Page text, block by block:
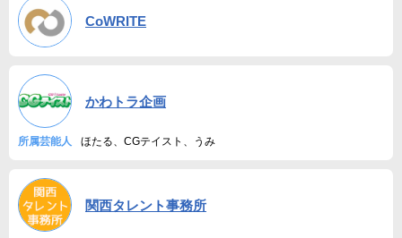
CoWRITE
かわトラ企画
所属芸能人 ほたる、CGテイスト、うみ
関西タレント事務所